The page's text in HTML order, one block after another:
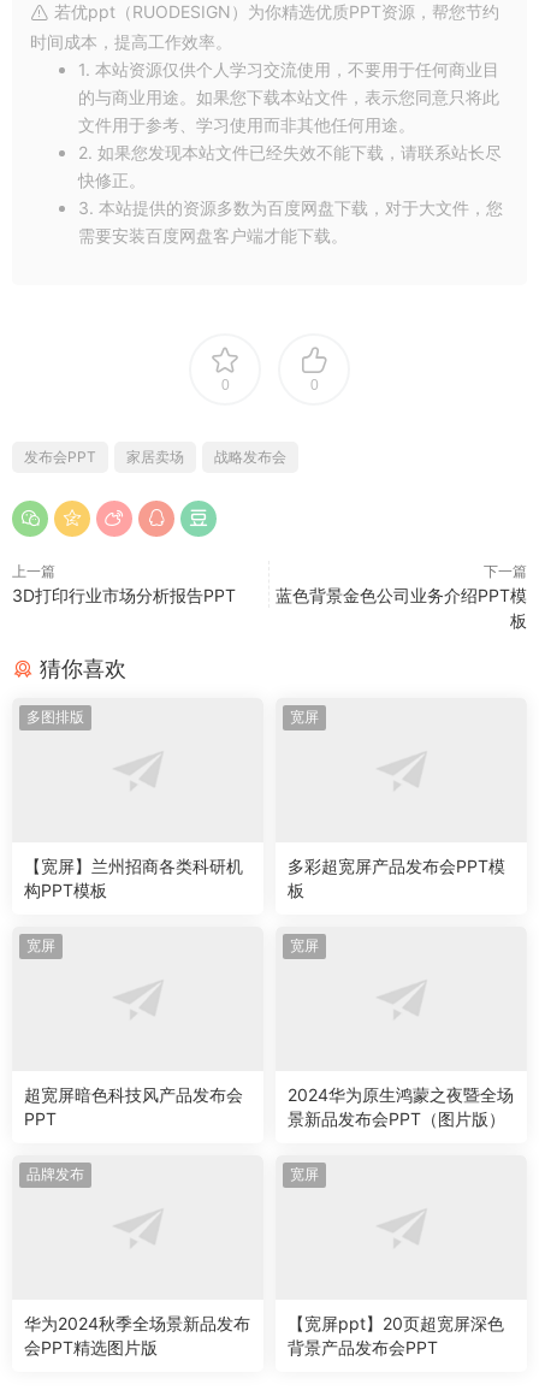
若优ppt（RUODESIGN）为你精选优质PPT资源，帮您节约
时间成本，提高工作效率。
1. 本站资源仅供个人学习交流使用，不要用于任何商业目
的与商业用途。如果您下载本站文件，表示您同意只将此
文件用于参考、学习使用而非其他任何用途。
2. 如果您发现本站文件已经失效不能下载，请联系站长尽
快修正。
3. 本站提供的资源多数为百度网盘下载，对于大文件，您
需要安装百度网盘客户端才能下载。
0 0
发布会PPT 家居卖场 战略发布会
上一篇
3D打印行业市场分析报告PPT
下一篇
蓝色背景金色公司业务介绍PPT模
板
猜你喜欢
多图排版
【宽屏】兰州招商各类科研机
构PPT模板
宽屏
多彩超宽屏产品发布会PPT模
板
宽屏
超宽屏暗色科技风产品发布会
PPT
宽屏
2024华为原生鸿蒙之夜暨全场
景新品发布会PPT（图片版）
品牌发布
华为2024秋季全场景新品发布
会PPT精选图片版
宽屏
【宽屏ppt】20页超宽屏深色
背景产品发布会PPT